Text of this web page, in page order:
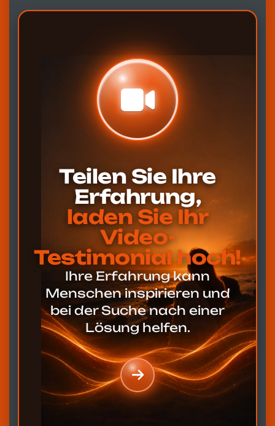
Teilen Sie Ihre
Erfahrung,
laden Sie Ihr
Video-
Testimonial hoch!
Ihre Erfahrung kann
Menschen inspirieren und
bei der Suche nach einer
Lösung helfen.